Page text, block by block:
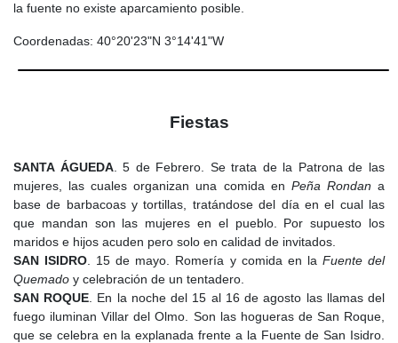
la fuente no existe aparcamiento posible.
Coordenadas: 40°20'23"N 3°14'41"W
Fiestas
SANTA ÁGUEDA. 5 de Febrero. Se trata de la Patrona de las
mujeres, las cuales organizan una comida en Peña Rondan a
base de barbacoas y tortillas, tratándose del día en el cual las
que mandan son las mujeres en el pueblo. Por supuesto los
maridos e hijos acuden pero solo en calidad de invitados.
SAN ISIDRO . 15 de mayo. Romería y comida en la Fuente del
Quemado y celebración de un tentadero.
SAN ROQUE . En la noche del 15 al 16 de agosto las llamas del
fuego iluminan Villar del Olmo. Son las hogueras de San Roque,
que se celebra en la explanada frente a la Fuente de San Isidro.